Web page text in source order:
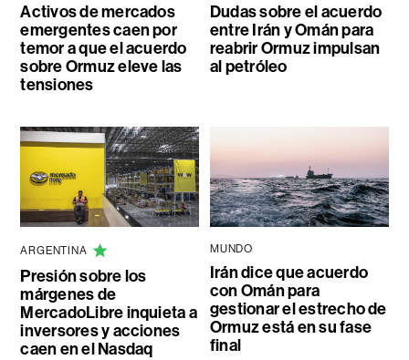
Activos de mercados
emergentes caen por
temor a que el acuerdo
sobre Ormuz eleve las
tensiones
Dudas sobre el acuerdo
entre Irán y Omán para
reabrir Ormuz impulsan
al petróleo
ARGENTINA
Presión sobre los
márgenes de
MercadoLibre inquieta a
inversores y acciones
caen en el Nasdaq
MUNDO
Irán dice que acuerdo
con Omán para
gestionar el estrecho de
Ormuz está en su fase
final